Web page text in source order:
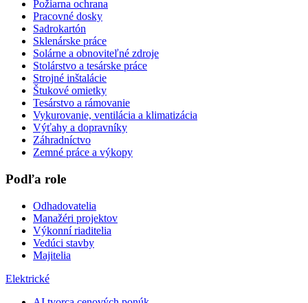
Požiarna ochrana
Pracovné dosky
Sadrokartón
Sklenárske práce
Solárne a obnoviteľné zdroje
Stolárstvo a tesárske práce
Strojné inštalácie
Štukové omietky
Tesárstvo a rámovanie
Vykurovanie, ventilácia a klimatizácia
Výťahy a dopravníky
Záhradníctvo
Zemné práce a výkopy
Podľa role
Odhadovatelia
Manažéri projektov
Výkonní riaditelia
Vedúci stavby
Majitelia
Elektrické